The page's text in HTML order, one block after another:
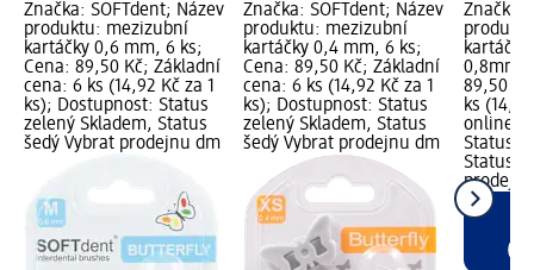
Značka: SOFTdent; Název
produktu: mezizubní
kartáčky 0,6 mm, 6 ks;
Cena: 89,50 Kč; Základní
cena: 6 ks (14,92 Kč za 1
ks); Dostupnost: Status
zelený Skladem, Status
šedý Vybrat prodejnu dm
Značka: SOFTdent; Název
produktu: mezizubní
kartáčky 0,4 mm, 6 ks;
Cena: 89,50 Kč; Základní
cena: 6 ks (14,92 Kč za 1
ks); Dostupnost: Status
zelený Skladem, Status
šedý Vybrat prodejnu dm
Značka:
0,8mm,
89,50
ks
online
Status
Status